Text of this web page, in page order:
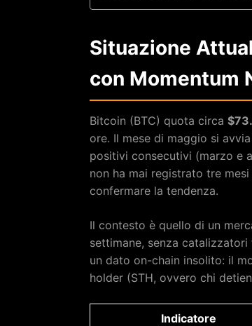
Situazione
con Momentum
Bitcoin (BTC) quota circa
ore. Il mese di maggio si
positivi consecutivi (marzo e
non ha mai registrato tre
confermare la tendenza.
Il contesto è quello di un
settimane, senza
un dato on-chain insolito: il
holder (STH, ovvero chi
Indicatore